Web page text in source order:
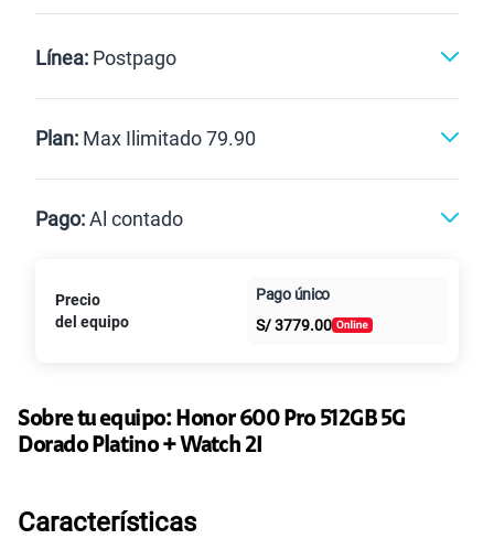
Renovación Celular liberado
Línea: Postpago
Postpago
Plan: Max Ilimitado 79.90
Paga solo
125GBen alta velocidad
S/
Paga solo S/95.90
Pago:Al contado
Al contado Cuotas Claro
intereses
Precio
del equipo
Pago único
S/3779.00
Sobre tu equipo: Honor 600 Pro 512GB 5G
Dorado Platino + Watch 2I
Características